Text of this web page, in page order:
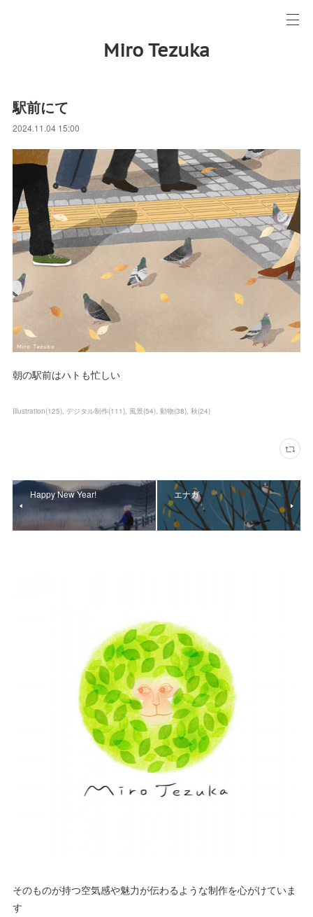
Miro Tezuka
駅前にて
2024.11.04 15:00
朝の駅前はハトも忙しい
Illustration(125) デジタル制作(111) 風景(54) 動物(38) 秋(24)
Happy New Year! エナガ
そのものが持つ空気感や魅力が伝わるような制作を心がけていま
す